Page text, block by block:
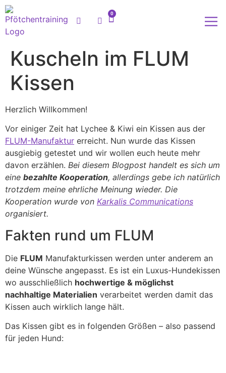
0
Kuscheln im FLUM
Kissen
Herzlich Willkommen!
Vor einiger Zeit hat Lychee & Kiwi ein Kissen aus der
FLUM-Manufaktur erreicht. Nun wurde das Kissen
ausgiebig getestet und wir wollen euch heute mehr
davon erzählen. Bei diesem Blogpost handelt es sich um
eine bezahlte Kooperation, allerdings gebe ich natürlich
trotzdem meine ehrliche Meinung wieder. Die
Kooperation wurde von Karkalis Communications
organisiert.
Fakten rund um FLUM
Die FLUM Manufakturkissen werden unter anderem an
deine Wünsche angepasst. Es ist ein Luxus-Hundekissen
wo ausschließlich hochwertige & möglichst
nachhaltige Materialien verarbeitet werden damit das
Kissen auch wirklich lange hält.
Das Kissen gibt es in folgenden Größen – also passend
für jeden Hund: